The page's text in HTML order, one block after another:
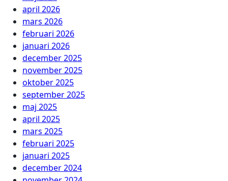
april 2026
mars 2026
februari 2026
januari 2026
december 2025
november 2025
oktober 2025
september 2025
maj 2025
april 2025
mars 2025
februari 2025
januari 2025
december 2024